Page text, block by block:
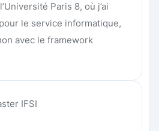
Paris 8, où j’ai
le service informatique,
avec le framework
IFSI